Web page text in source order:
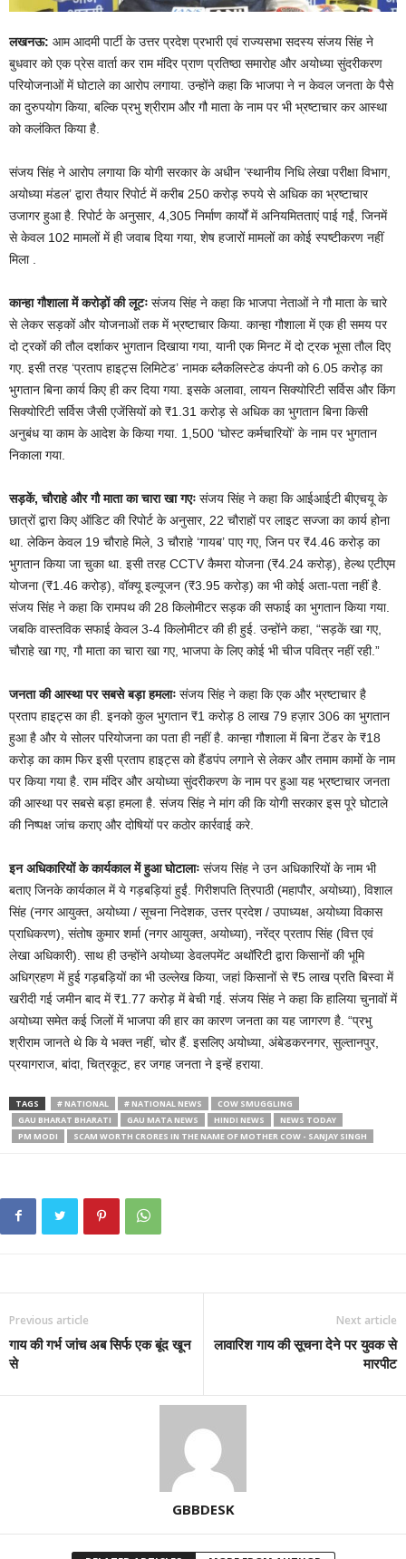
लखनऊ: आम आदमी पार्टी के उत्तर प्रदेश प्रभारी एवं राज्यसभा सदस्य संजय सिंह ने
बुधवार को एक प्रेस वार्ता कर राम मंदिर प्राण प्रतिष्ठा समारोह और अयोध्या सुंदरीकरण
परियोजनाओं में घोटाले का आरोप लगाया. उन्होंने कहा कि भाजपा ने न केवल जनता के पैसे
का दुरुपयोग किया, बल्कि प्रभु श्रीराम और गौ माता के नाम पर भी भ्रष्टाचार कर आस्था
को कलंकित किया है.
संजय सिंह ने आरोप लगाया कि योगी सरकार के अधीन ‘स्थानीय निधि लेखा परीक्षा विभाग,
अयोध्या मंडल’ द्वारा तैयार रिपोर्ट में करीब 250 करोड़ रुपये से अधिक का भ्रष्टाचार
उजागर हुआ है. रिपोर्ट के अनुसार, 4,305 निर्माण कार्यों में अनियमितताएं पाई गईं, जिनमें
से केवल 102 मामलों में ही जवाब दिया गया, शेष हजारों मामलों का कोई स्पष्टीकरण नहीं
मिला .
कान्हा गौशाला में करोड़ों की लूटः संजय सिंह ने कहा कि भाजपा नेताओं ने गौ माता के चारे
से लेकर सड़कों और योजनाओं तक में भ्रष्टाचार किया. कान्हा गौशाला में एक ही समय पर
दो ट्रकों की तौल दर्शाकर भुगतान दिखाया गया, यानी एक मिनट में दो ट्रक भूसा तौल दिए
गए. इसी तरह ‘प्रताप हाइट्स लिमिटेड’ नामक ब्लैकलिस्टेड कंपनी को 6.05 करोड़ का
भुगतान बिना कार्य किए ही कर दिया गया. इसके अलावा, लायन सिक्योरिटी सर्विस और किंग
सिक्योरिटी सर्विस जैसी एजेंसियों को ₹1.31 करोड़ से अधिक का भुगतान बिना किसी
अनुबंध या काम के आदेश के किया गया. 1,500 ‘घोस्ट कर्मचारियों’ के नाम पर भुगतान
निकाला गया.
सड़कें, चौराहे और गौ माता का चारा खा गएः संजय सिंह ने कहा कि आईआईटी बीएचयू के
छात्रों द्वारा किए ऑडिट की रिपोर्ट के अनुसार, 22 चौराहों पर लाइट सज्जा का कार्य होना
था. लेकिन केवल 19 चौराहे मिले, 3 चौराहे ‘गायब’ पाए गए, जिन पर ₹4.46 करोड़ का
भुगतान किया जा चुका था. इसी तरह CCTV कैमरा योजना (₹4.24 करोड़), हेल्थ एटीएम
योजना (₹1.46 करोड़), वॉक्यू इल्यूजन (₹3.95 करोड़) का भी कोई अता-पता नहीं है.
संजय सिंह ने कहा कि रामपथ की 28 किलोमीटर सड़क की सफाई का भुगतान किया गया.
जबकि वास्तविक सफाई केवल 3-4 किलोमीटर की ही हुई. उन्होंने कहा, “सड़कें खा गए,
चौराहे खा गए, गौ माता का चारा खा गए, भाजपा के लिए कोई भी चीज पवित्र नहीं रही.”
जनता की आस्था पर सबसे बड़ा हमलाः संजय सिंह ने कहा कि एक और भ्रष्टाचार है
प्रताप हाइट्स का ही. इनको कुल भुगतान ₹1 करोड़ 8 लाख 79 हज़ार 306 का भुगतान
हुआ है और ये सोलर परियोजना का पता ही नहीं है. कान्हा गौशाला में बिना टेंडर के ₹18
करोड़ का काम फिर इसी प्रताप हाइट्स को हैंडपंप लगाने से लेकर और तमाम कामों के नाम
पर किया गया है. राम मंदिर और अयोध्या सुंदरीकरण के नाम पर हुआ यह भ्रष्टाचार जनता
की आस्था पर सबसे बड़ा हमला है. संजय सिंह ने मांग की कि योगी सरकार इस पूरे घोटाले
की निष्पक्ष जांच कराए और दोषियों पर कठोर कार्रवाई करे.
इन अधिकारियों के कार्यकाल में हुआ घोटालाः संजय सिंह ने उन अधिकारियों के नाम भी
बताए जिनके कार्यकाल में ये गड़बड़ियां हुईं. गिरीशपति त्रिपाठी (महापौर, अयोध्या), विशाल
सिंह (नगर आयुक्त, अयोध्या / सूचना निदेशक, उत्तर प्रदेश / उपाध्यक्ष, अयोध्या विकास
प्राधिकरण), संतोष कुमार शर्मा (नगर आयुक्त, अयोध्या), नरेंद्र प्रताप सिंह (वित्त एवं
लेखा अधिकारी). साथ ही उन्होंने अयोध्या डेवलपमेंट अथॉरिटी द्वारा किसानों की भूमि
अधिग्रहण में हुई गड़बड़ियों का भी उल्लेख किया, जहां किसानों से ₹5 लाख प्रति बिस्वा में
खरीदी गई जमीन बाद में ₹1.77 करोड़ में बेची गई. संजय सिंह ने कहा कि हालिया चुनावों में
अयोध्या समेत कई जिलों में भाजपा की हार का कारण जनता का यह जागरण है. “प्रभु
श्रीराम जानते थे कि ये भक्त नहीं, चोर हैं. इसलिए अयोध्या, अंबेडकरनगर, सुल्तानपुर,
प्रयागराज, बांदा, चित्रकूट, हर जगह जनता ने इन्हें हराया.
TAGS # NATIONAL # NATIONAL NEWS
COW SMUGGLING
GAU BHARAT BHARATI
GAU MATA NEWS HINDI NEWS
NEWS TODAY
PM MODI
SCAM WORTH CRORES IN THE NAME OF MOTHER COW - SANJAY SINGH
Previous article
गाय की गर्भ जांच अब सिर्फ एक बूंद खून
से
Next article
लावारिश गाय की सूचना देने पर युवक से
मारपीट
GBBDESK